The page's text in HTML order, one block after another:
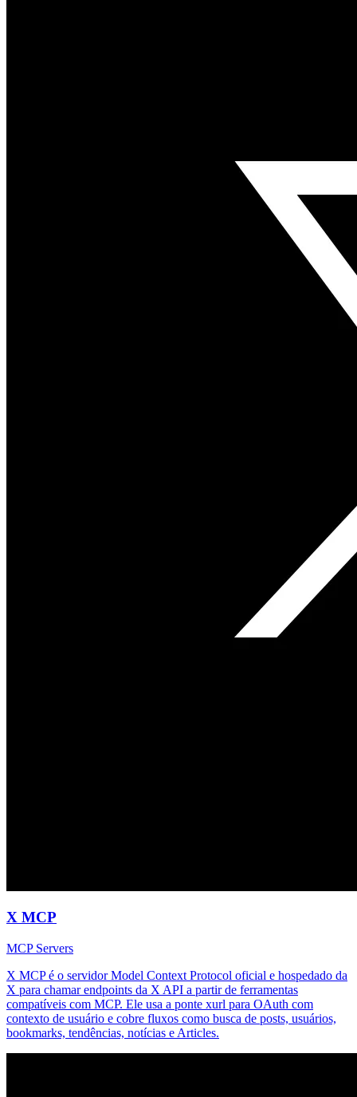
X MCP
MCP Servers
X MCP é o servidor Model Context Protocol oficial e hospedado da
X para chamar endpoints da X API a partir de ferramentas
compatíveis com MCP. Ele usa a ponte xurl para OAuth com
contexto de usuário e cobre fluxos como busca de posts, usuários,
bookmarks, tendências, notícias e Articles.